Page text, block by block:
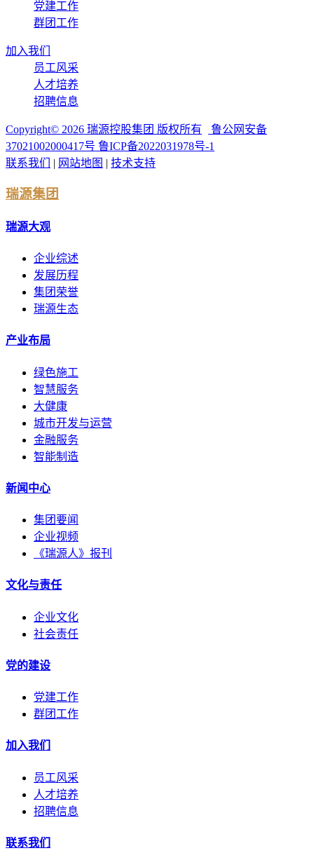
党建工作
群团工作
加入我们
员工风采
人才培养
招聘信息
Copyright© 2026 瑞源控股集团 版权所有
鲁公网安备
37021002000417号 鲁ICP备2022031978号-1
联系我们
| 网站地图 | 技术支持
瑞源集团
瑞源大观
企业综述
发展历程
集团荣誉
瑞源生态
产业布局
绿色施工
智慧服务
大健康
城市开发与运营
金融服务
智能制造
新闻中心
集团要闻
企业视频
《瑞源人》报刊
文化与责任
企业文化
社会责任
党的建设
党建工作
群团工作
加入我们
员工风采
人才培养
招聘信息
联系我们